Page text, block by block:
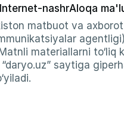
Internet-nashrAloqa
matbuot va
materiallarni
saytiga